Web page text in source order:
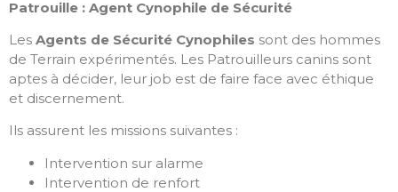
Patrouille : Agent Cynophile de Sécurité
Les Agents de Sécurité Cynophiles sont des hommes
de Terrain expérimentés. Les Patrouilleurs canins sont
aptes à décider, leur job est de faire face avec éthique
et discernement.
Ils assurent les missions suivantes :
Intervention sur alarme
Intervention de renfort